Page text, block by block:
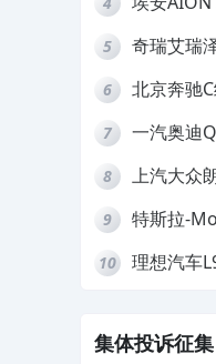
5
奇瑞艾瑞
6
北京奔驰
7
一汽奥迪
8
上汽大众
9 特斯拉-
10
理想汽车
集体投诉征集